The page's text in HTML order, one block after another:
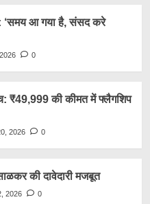
‘समय आ गया है, संसद करे
0
₹49,999 की कीमत में फ्लैगशिप
2026
0
की दावेदारी मजबूत
2026 0